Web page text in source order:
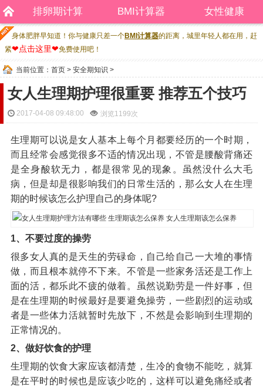
排卵期计算 BMI计算器 女性健康
身体肥胖早知道！你与健康只差一个BMI计算器的距离，城里年轻人都在用，赶
紧❤点击这里❤免费使用吧！
当前位置： 首页 > 安全期知识 >
女人生理期护理很重要 推荐五个技巧
2017-04-08 09:48:00 浏览1199次
生理期可以说是女人基本上每个月都要经历的一个时期，
而且经常会感觉很多不适的情况出现，不管是腰酸背痛还
是全身酸软无力，都是很常见的现象。虽然没什么大毛
病，但是却是很影响我们的日常生活的，那么女人在生理
期的时候该怎么护理自己的身体呢?
1、不要过度的操劳
很多女人真的是天生的劳碌命，自己给自己一大堆的事情
做，而且根本就停不下来。不管是一些家务活还是工作上
面的活，都乐此不疲的做着。虽然说勤劳是一件好事，但
是在生理期的时候最好是要避免操劳，一些剧烈的运动或
者是一些体力活就暂时先放下，不然是会影响到生理期的
正常情况的。
2、做好饮食的护理
生理期的饮食大家应该都清楚，生冷的食物不能吃，就算
是在平时的时候也是应该少吃的，这样可以避免痛经或者